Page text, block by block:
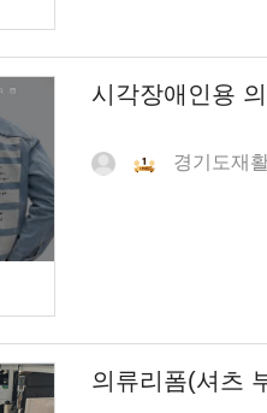
시각장애인용
경기도재
의류리폼(셔츠